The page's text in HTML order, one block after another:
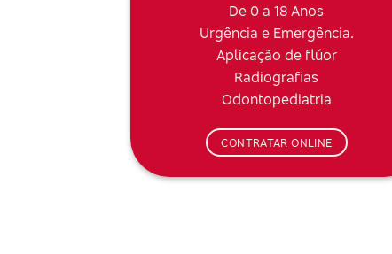
De 0 a 18 Anos
Urgência e Emergência.
Aplicação de flúor
Radiografias
Odontopediatria
CONTRATAR ONLINE